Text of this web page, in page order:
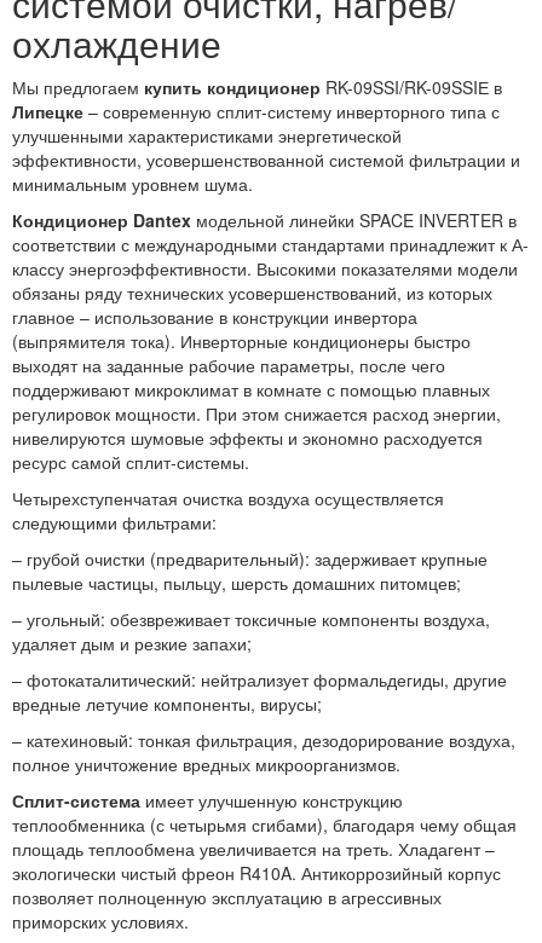
охлаждение
Мы предлогаем купить кондиционер RK-09SSI/RK-09SSIЕ в
Липецке – современную сплит-систему инверторного типа с
улучшенными характеристиками энергетической
эффективности, усовершенствованной системой фильтрации и
минимальным уровнем шума.
Кондиционер Dantex модельной линейки SPACE INVERTER в
соответствии с международными стандартами принадлежит к А-
классу энергоэффективности. Высокими показателями модели
обязаны ряду технических усовершенствований, из которых
главное – использование в конструкции инвертора
(выпрямителя тока). Инверторные кондиционеры быстро
выходят на заданные рабочие параметры, после чего
поддерживают микроклимат в комнате с помощью плавных
регулировок мощности. При этом снижается расход энергии,
нивелируются шумовые эффекты и экономно расходуется
ресурс самой сплит-системы.
Четырехступенчатая очистка воздуха осуществляется
следующими фильтрами:
– грубой очистки (предварительный): задерживает крупные
пылевые частицы, пыльцу, шерсть домашних питомцев;
– угольный: обезвреживает токсичные компоненты воздуха,
удаляет дым и резкие запахи;
– фотокаталитический: нейтрализует формальдегиды, другие
вредные летучие компоненты, вирусы;
– катехиновый: тонкая фильтрация, дезодорирование воздуха,
полное уничтожение вредных микроорганизмов.
Сплит-система имеет улучшенную конструкцию
теплообменника (с четырьмя сгибами), благодаря чему общая
площадь теплообмена увеличивается на треть. Хладагент –
экологически чистый фреон R410A. Антикоррозийный корпус
позволяет полноценную эксплуатацию в агрессивных
приморских условиях.